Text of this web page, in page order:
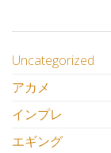
Uncategorized
アカメ
インプレ
エギング